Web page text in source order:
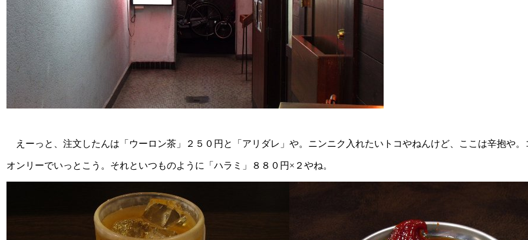
えーっと、注文したんは「ウーロン茶」２５０円と「アリダレ」や。ニンニク入れたいトコやねんけど、ここは辛抱や。
オンリーでいっとこう。それといつものように「ハラミ」８８０円×２やね。